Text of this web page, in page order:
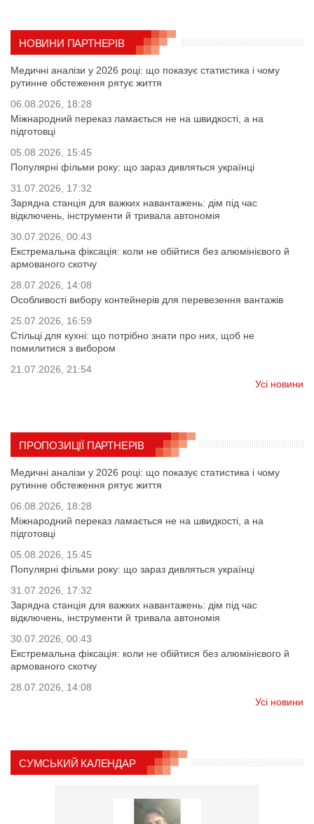
НОВИНИ ПАРТНЕРІВ
Медичні аналізи у 2026 році: що показує статистика і чому
рутинне обстеження рятує життя
06.08.2026, 18:28
Міжнародний переказ ламається не на швидкості, а на
підготовці
05.08.2026, 15:45
Популярні фільми року: що зараз дивляться українці
31.07.2026, 17:32
Зарядна станція для важких навантажень: дім під час
відключень, інструменти й тривала автономія
30.07.2026, 00:43
Екстремальна фіксація: коли не обійтися без алюмінієвого й
армованого скотчу
28.07.2026, 14:08
Особливості вибору контейнерів для перевезення вантажів
25.07.2026, 16:59
Стільці для кухні: що потрібно знати про них, щоб не
помилитися з вибором
21.07.2026, 21:54
Усі новини
ПРОПОЗИЦІЇ ПАРТНЕРІВ
Медичні аналізи у 2026 році: що показує статистика і чому
рутинне обстеження рятує життя
06.08.2026, 18:28
Міжнародний переказ ламається не на швидкості, а на
підготовці
05.08.2026, 15:45
Популярні фільми року: що зараз дивляться українці
31.07.2026, 17:32
Зарядна станція для важких навантажень: дім під час
відключень, інструменти й тривала автономія
30.07.2026, 00:43
Екстремальна фіксація: коли не обійтися без алюмінієвого й
армованого скотчу
28.07.2026, 14:08
Усі новини
СУМСЬКИЙ КАЛЕНДАР